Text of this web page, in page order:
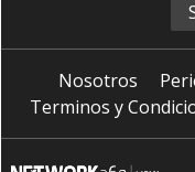
Nosotros
Terminos y